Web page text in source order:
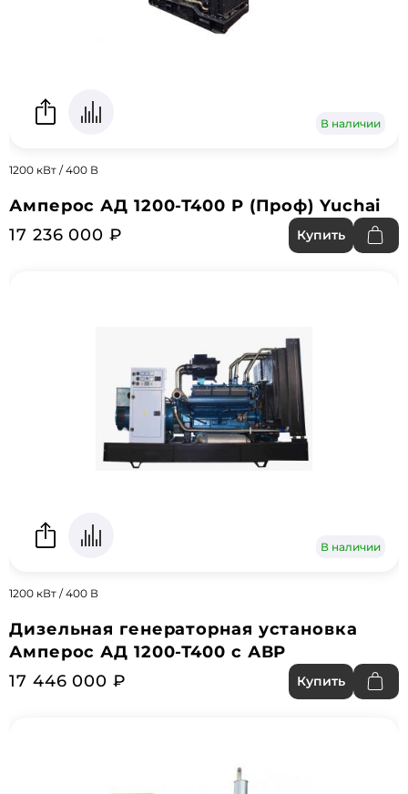
В наличии
1200 кВт / 400 В
Амперос АД 1200-Т400 P (Проф) Yuchai
17 236 000 ₽
Купить
В наличии
1200 кВт / 400 В
Дизельная генераторная установка
Амперос АД 1200-Т400 с АВР
17 446 000 ₽
Купить